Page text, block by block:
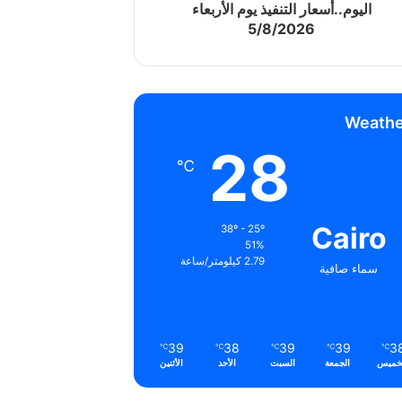
اليوم..أسعار التنفيذ يوم الأربعاء
5/8/2026
Cairo
سماء صافية
28
℃
38º - 25º
51%
2.79 كيلومتر/ساعة
℃
39
℃
الجمعة
39
℃
السبت
38
℃
الأحد
39
℃
الأثنين